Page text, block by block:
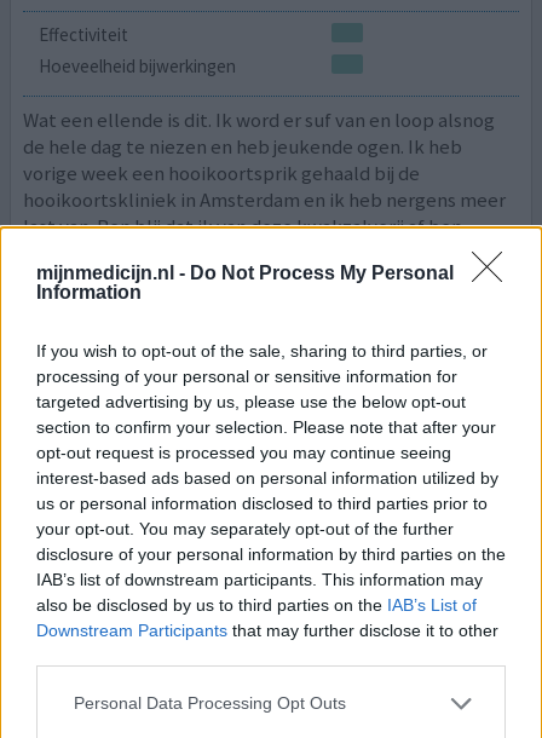
mijnmedicijn.nl - Do Not Process My Personal
Information
If you wish to opt-out of the sale, sharing to third parties, or
processing of your personal or sensitive information for
targeted advertising by us, please use the below opt-out
section to confirm your selection. Please note that after your
opt-out request is processed you may continue seeing
interest-based ads based on personal information utilized by
us or personal information disclosed to third parties prior to
your opt-out. You may separately opt-out of the further
disclosure of your personal information by third parties on the
IAB’s list of downstream participants. This information may
also be disclosed by us to third parties on the IAB’s List of
Downstream Participants that may further disclose it to other
Personal Data Processing Opt Outs
Effectiviteit
Hoeveelheid bijwerkingen
Wat een ellende is dit. Ik word er suf van en loop alsnog
de hele dag te niezen en heb jeukende ogen. Ik heb
vorige week een hooikoortsprik gehaald bij de
hooikoortskliniek in Amsterdam en ik heb nergens meer
last van. Ben blij dat ik van deze kwakzalverij af ben.
geef mening 0 reacties
Prevalin neusspray
01-05-2021 | Vrouw | 59
cromoglicinezuur (20mg/ml)
Hooikoorts
Effectiviteit
Hoeveelheid bijwerkingen
Omdat ik suf word van levocetirizine, de prevalin direct
plus spray gekocht n.a.v. een tv reklame. De mentholgeur
vind ik niet bezwaarlijk, het brandend/prikkend gevoel
wel. De hooikoortsklachten verminderen ietsje, maar de
bijwerkingen vind ik alarmerend. Gigantische hoofdpijn,